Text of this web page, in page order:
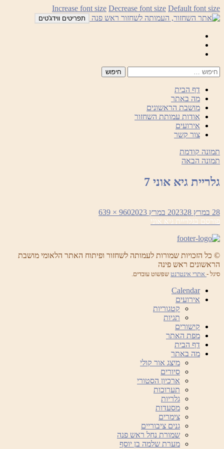
לדלג
לתוכן
Increase font size Decrease font size Default font size
תפריטים ווידג'טים
דף הבית
מה באתר
מושבת הראשונים
אודות עמותת השחזור
אירועים
צור קשר
תמונה קודמת
תמונה הבאה
גלריית גיא אוני 7
פורסם
בתאריך
28 במרץ 2023 28 במרץ 2023
מסך
960 × 639
ניווט
פורסם בגלריית גיא אוני
© כל הזכויות שמורות לעמותה לשחזור ופיתוח האתר הלאומי מושבת
הראשונים ראש פינה
סיגל - אתרי אינטרנט שפשוט עובדים.
Calendar
אירועים
קטגוריות
תגיות
קישורים
מפת האתר
דף הבית
מה באתר
מיצג אור קולי
סיורים
ארכיון הסטורי
תערוכות
גלריות
מסעדות
צימרים
גנים ציבוריים
שמורת נחל ראש פנה
מערת שלמה בן יוסף